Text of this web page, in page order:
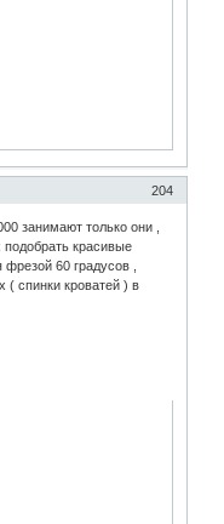
204
занимают только они ,
подобрать красивые
60 градусов ,
( спинки кроватей ) в